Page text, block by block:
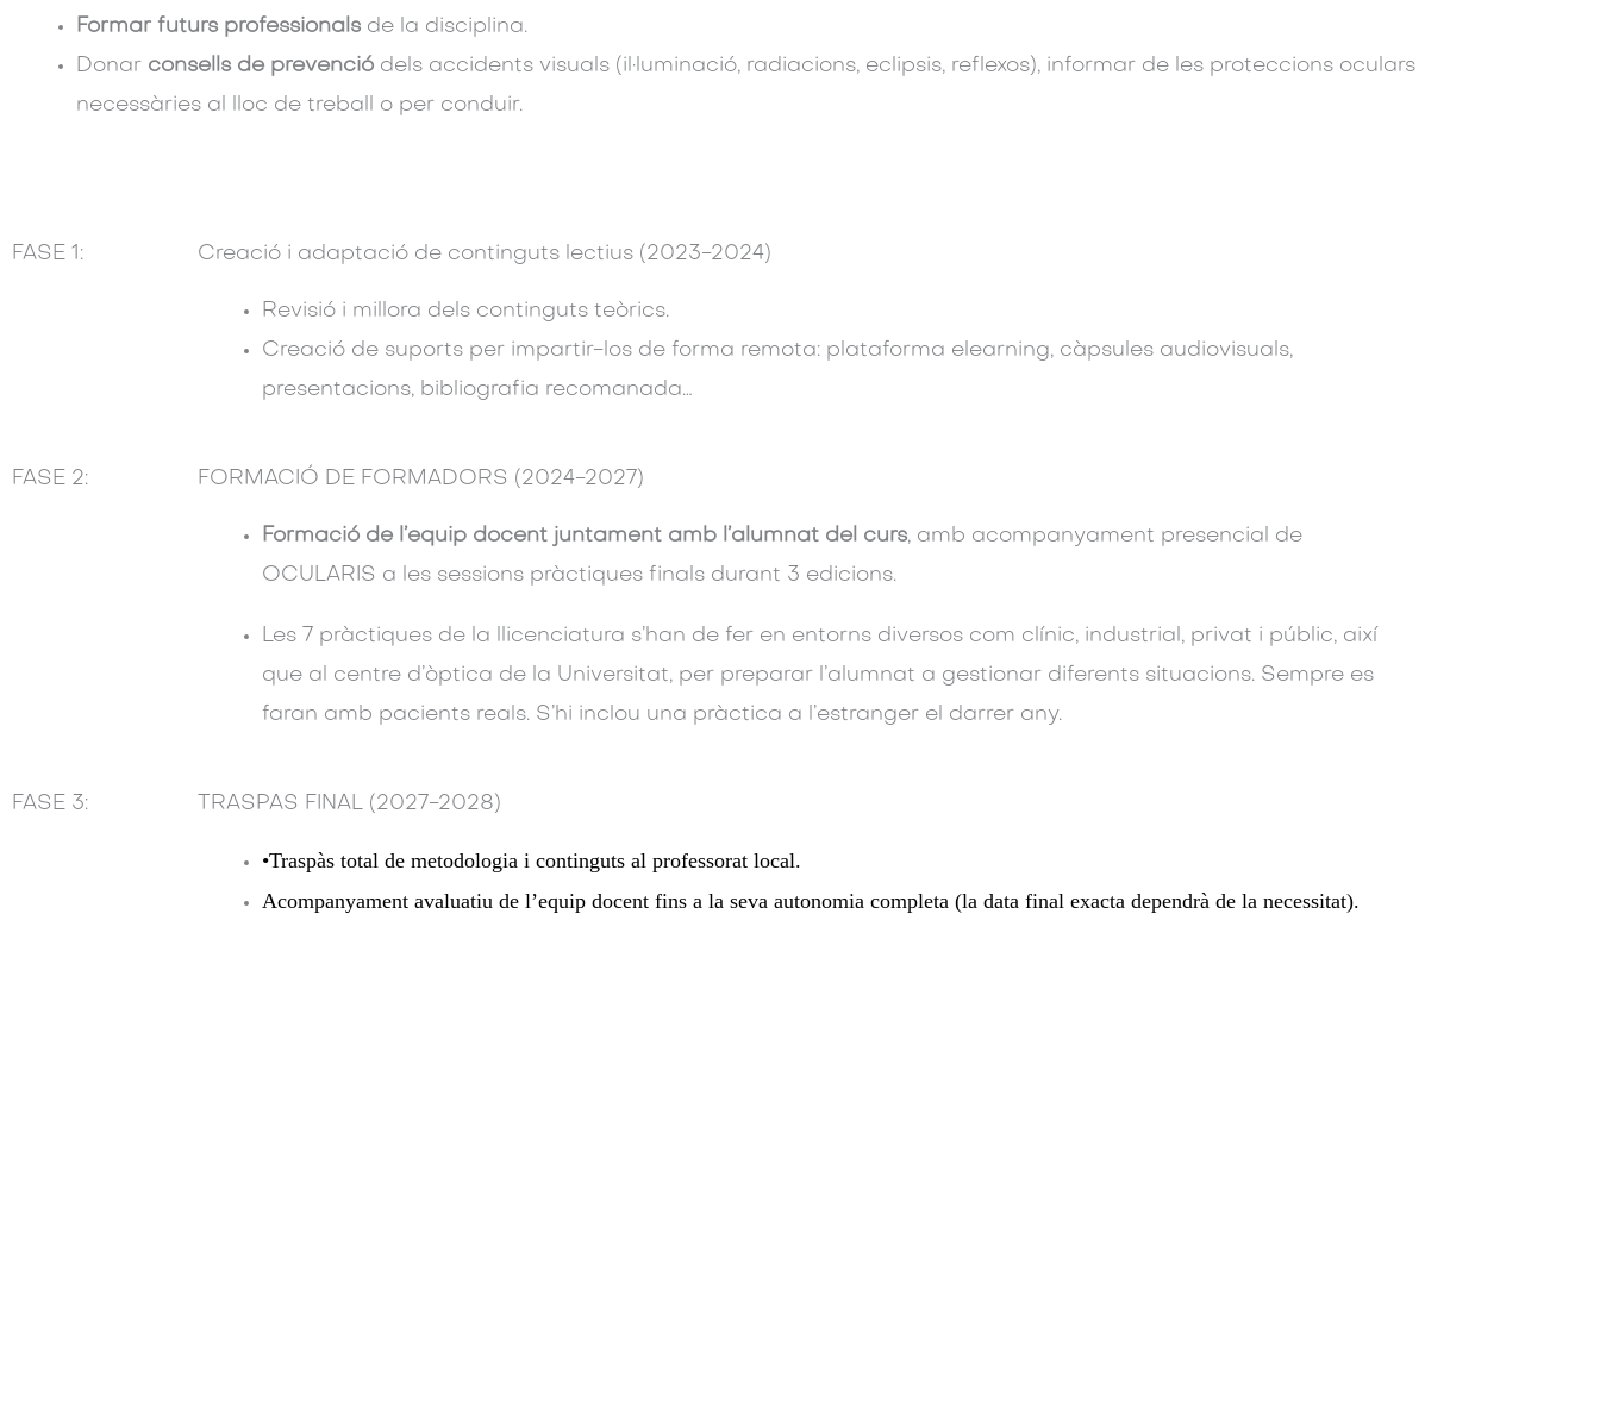
Formar futurs professionals de la disciplina.
Donar consells de prevenció dels accidents visuals (il·luminació, radiacions, eclipsis, reflexos), informar de les proteccions oculars
necessàries al lloc de treball o per conduir.
FASE 1: Creació i adaptació de continguts lectius (2023-2024)
Revisió i millora dels continguts teòrics.
Creació de suports per impartir-los de forma remota: plataforma elearning, càpsules audiovisuals,
presentacions, bibliografia recomanada…
FASE 2: FORMACIÓ DE FORMADORS (2024-2027)
Formació de l’equip docent juntament amb l’alumnat del curs, amb acompanyament presencial de
OCULARIS a les sessions pràctiques finals durant 3 edicions.
Les 7 pràctiques de la llicenciatura s’han de fer en entorns diversos com clínic, industrial, privat i públic, així
que al centre d’òptica de la Universitat, per preparar l’alumnat a gestionar diferents situacions. Sempre es
faran amb pacients reals. S’hi inclou una pràctica a l’estranger el darrer any.
FASE 3: TRASPAS FINAL (2027-2028)
•Traspàs total de metodologia i continguts al professorat local.
Acompanyament avaluatiu de l’equip docent fins a la seva autonomia completa (la data final exacta dependrà de la necessitat).